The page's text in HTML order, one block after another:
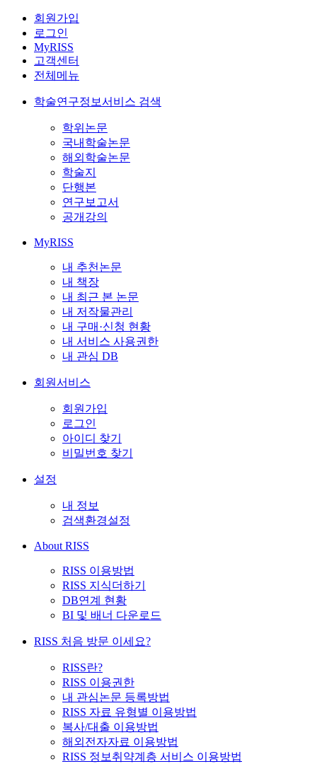
회원가입
로그인
MyRISS
고객센터
전체메뉴
학술연구정보서비스 검색
학위논문
국내학술논문
해외학술논문
학술지
단행본
연구보고서
공개강의
MyRISS
내 추천논문
내 책장
내 최근 본 논문
내 저작물관리
내 구매·신청 현황
내 서비스 사용권한
내 관심 DB
회원서비스
회원가입
로그인
아이디 찾기
비밀번호 찾기
설정
내 정보
검색환경설정
About RISS
RISS 이용방법
RISS 지식더하기
DB연계 현황
BI 및 배너 다운로드
RISS 처음 방문 이세요?
RISS란?
RISS 이용권한
내 관심논문 등록방법
RISS 자료 유형별 이용방법
복사/대출 이용방법
해외전자자료 이용방법
RISS 정보취약계층 서비스 이용방법